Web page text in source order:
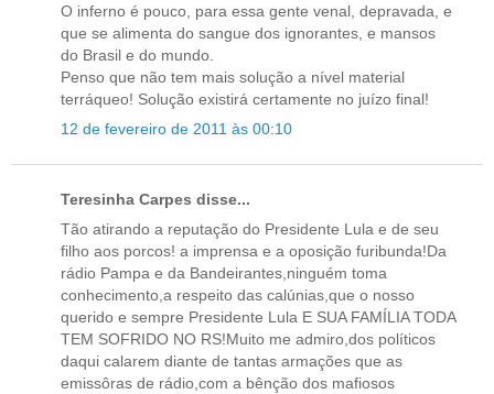
O inferno é pouco, para essa gente venal, depravada, e
que se alimenta do sangue dos ignorantes, e mansos
do Brasil e do mundo.
Penso que não tem mais solução a nível material
terráqueo! Solução existirá certamente no juízo final!
12 de fevereiro de 2011 às 00:10
Teresinha Carpes disse...
Tão atirando a reputação do Presidente Lula e de seu
filho aos porcos! a imprensa e a oposição furibunda!Da
rádio Pampa e da Bandeirantes,ninguém toma
conhecimento,a respeito das calúnias,que o nosso
querido e sempre Presidente Lula E SUA FAMÍLIA TODA
TEM SOFRIDO NO RS!Muito me admiro,dos políticos
daqui calarem diante de tantas armações que as
emissôras de rádio,com a bênção dos mafiosos